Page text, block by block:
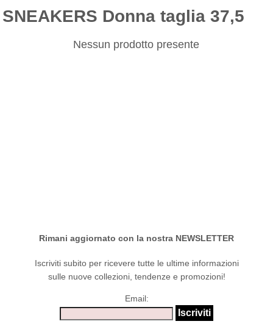
SNEAKERS Donna taglia 37,5
Nessun prodotto presente
Rimani aggiornato con la nostra NEWSLETTER
Iscriviti subito per ricevere tutte le ultime informazioni
sulle nuove collezioni, tendenze e promozioni!
Email: